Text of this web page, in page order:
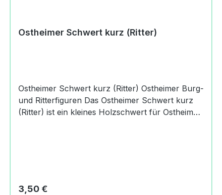
Ostheimer Schwert kurz (Ritter)
Ostheimer Schwert kurz (Ritter) Ostheimer Burg-
und Ritterfiguren Das Ostheimer Schwert kurz
(Ritter) ist ein kleines Holzschwert für Ostheimer
(Ritter)MaterialAhornMaßeLänge: 7.1 cmBreite:
Regulärer Preis:
3,50 €